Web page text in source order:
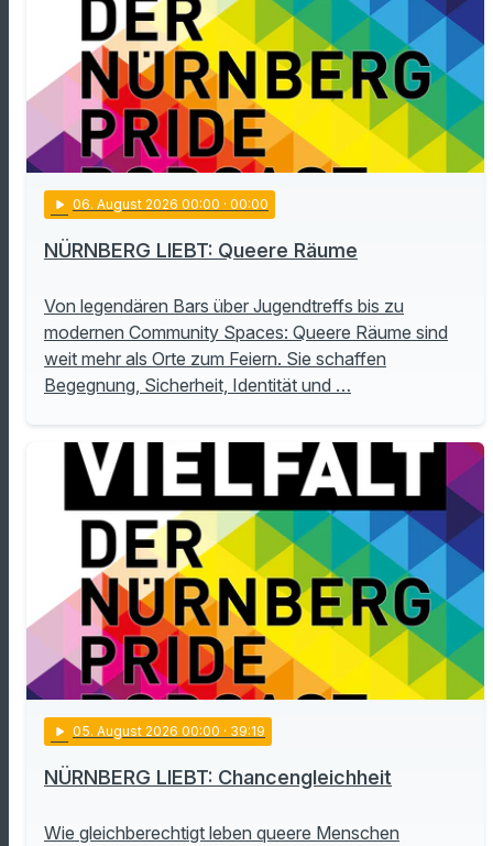
play_arrow 06. August 2026 00:00 · 00:00
NÜRNBERG LIEBT: Queere Räume
Von legendären Bars über Jugendtreffs bis zu
modernen Community Spaces: Queere Räume sind
weit mehr als Orte zum Feiern. Sie schaffen
Begegnung, Sicherheit, Identität und …
play_arrow 05. August 2026 00:00 · 39:19
NÜRNBERG LIEBT: Chancengleichheit
Wie gleichberechtigt leben queere Menschen